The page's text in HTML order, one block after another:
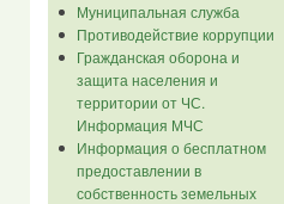
Муниципальная служба
Противодействие коррупции
Гражданская оборона и
защита населения и
территории от ЧС.
Информация МЧС
Информация о бесплатном
предоставлении в
собственность земельных